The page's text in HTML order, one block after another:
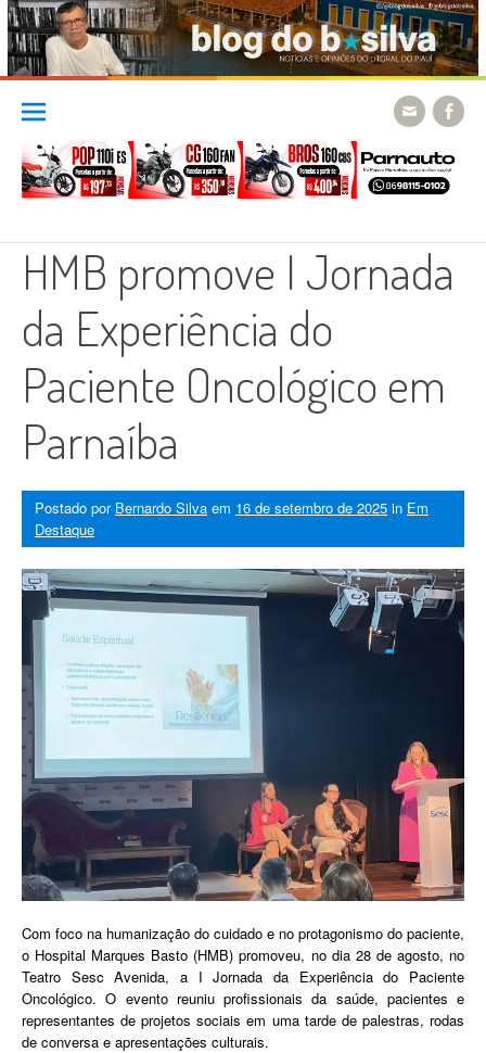
Skip
content
HMB promove I Jornada
da Experiência do
Paciente Oncológico em
Parnaíba
Postado por Bernardo Silva em 16 de setembro de 2025 in Em
Destaque
Com foco na humanização do cuidado e no protagonismo do paciente,
o Hospital Marques Basto (HMB) promoveu, no dia 28 de agosto, no
Teatro Sesc Avenida, a I Jornada da Experiência do Paciente
Oncológico. O evento reuniu profissionais da saúde, pacientes e
representantes de projetos sociais em uma tarde de palestras, rodas
de conversa e apresentações culturais.